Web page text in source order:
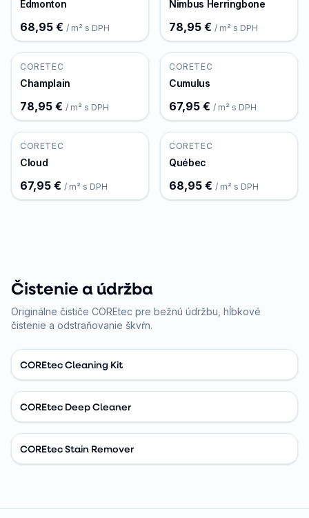
Edmonton
68,95 € / m² s DPH
Nimbus Herringbone
78,95 € / m² s DPH
CORETEC
Champlain
78,95 € / m² s DPH
CORETEC
Cumulus
67,95 € / m² s DPH
CORETEC
Cloud
67,95 € / m² s DPH
CORETEC
Québec
68,95 € / m² s DPH
Čistenie a údržba
Originálne čističe COREtec pre bežnú údržbu, hĺbkové
čistenie a odstraňovanie škvŕn.
COREtec Cleaning Kit
COREtec Deep Cleaner
COREtec Stain Remover